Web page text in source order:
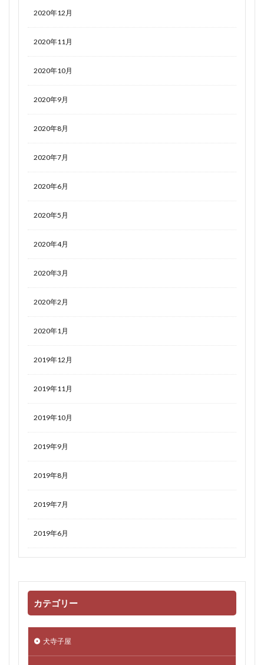
2020年12月
2020年11月
2020年10月
2020年9月
2020年8月
2020年7月
2020年6月
2020年5月
2020年4月
2020年3月
2020年2月
2020年1月
2019年12月
2019年11月
2019年10月
2019年9月
2019年8月
2019年7月
2019年6月
カテゴリー
犬寺子屋